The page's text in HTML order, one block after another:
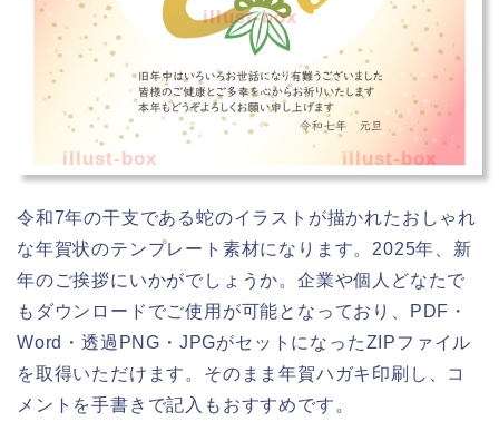
illust-box
illust-box illust-box
令和7年の干支である蛇のイラストが描かれたおしゃれ
な年賀状のテンプレート素材になります。2025年、新
年のご挨拶にいかがでしょうか。企業や個人どなたで
もダウンロードでご使用が可能となっており、PDF・
Word・透過PNG・JPGがセットになったZIPファイル
を取得いただけます。そのまま年賀ハガキ印刷し、コ
メントを手書きで記入もおすすめです。